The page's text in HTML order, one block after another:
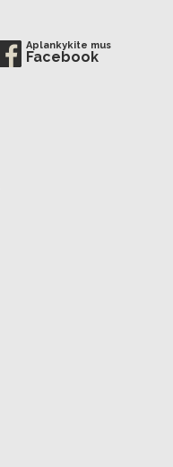
Aplankykite mus
Facebook